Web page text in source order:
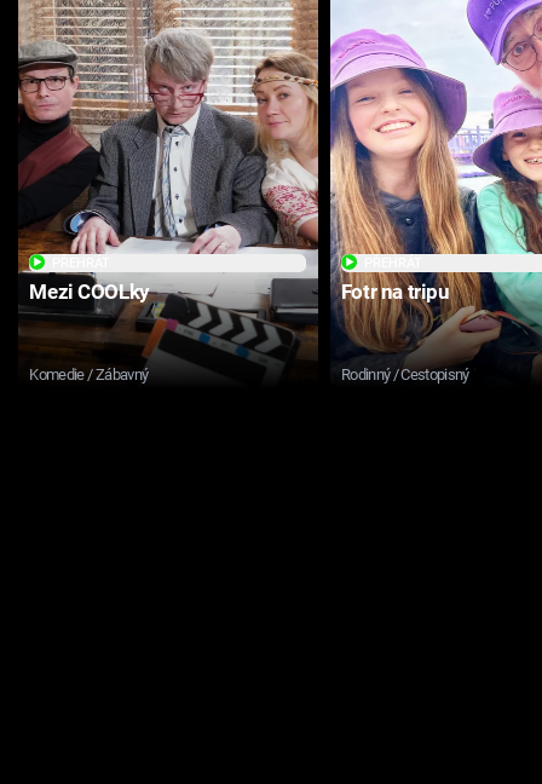
Mezi COOLky
Komedie / Zábavný
Fotr na tripu
Rodinný / Cestopisný